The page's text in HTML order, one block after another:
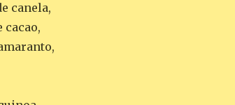
canela,
cacao,